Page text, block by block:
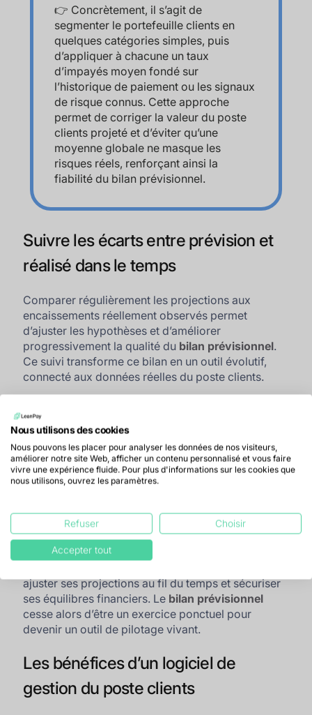
👉 Concrètement, il s’agit de
segmenter le portefeuille clients en
quelques catégories simples, puis
d’appliquer à chacune un taux
d’impayés moyen fondé sur
l’historique de paiement ou les signaux
de risque connus. Cette approche
permet de corriger la valeur du poste
clients projeté et d’éviter qu’une
moyenne globale ne masque les
risques réels, renforçant ainsi la
fiabilité du bilan prévisionnel.
Suivre les écarts entre prévision et
réalisé dans le temps
Comparer régulièrement les projections aux
encaissements réellement observés permet
d’ajuster les hypothèses et d’améliorer
progressivement la qualité du bilan prévisionnel.
Ce suivi transforme ce bilan en un outil évolutif,
connecté aux données réelles du poste clients.
Affiner les projections du
bilan prévisionnel grâce à un
suivi dynamique des encours
Un suivi dynamique des encours permet d’ancrer le
bilan prévisionneldans des données actualisées.
En s’appuyant sur l’évolution réelle des
ajuster ses projections au fil du temps et sécuriser
ses équilibres financiers. Le bilan prévisionnel
cesse alors d’être un exercice ponctuel pour
devenir un outil de pilotage vivant.
Les bénéfices d’un logiciel de
gestion du poste clients
Nous utilisons des cookies
Nous pouvons les placer pour analyser les données de nos visiteurs,
améliorer notre site Web, afficher un contenu personnalisé et vous faire
vivre une expérience fluide. Pour plus d'informations sur les cookies que
nous utilisons, ouvrez les paramètres.
Refuser Choisir
Accepter tout